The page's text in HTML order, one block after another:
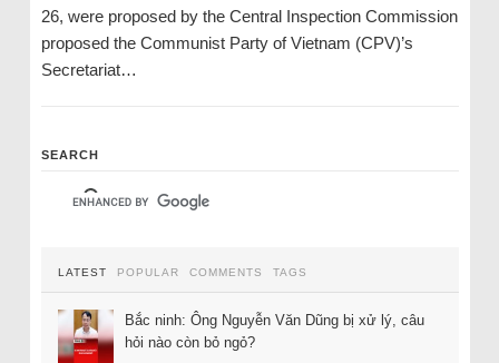
26, were proposed by the Central Inspection Commission
proposed the Communist Party of Vietnam (CPV)’s
Secretariat…
SEARCH
LATEST POPULAR COMMENTS TAGS
Bắc ninh: Ông Nguyễn Văn Dũng bị xử lý, câu
hỏi nào còn bỏ ngỏ?